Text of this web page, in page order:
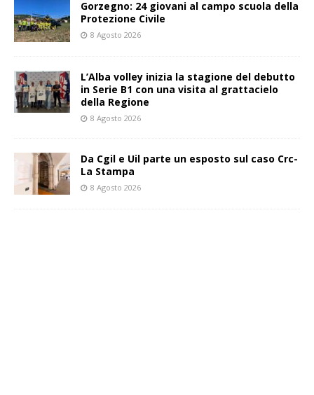
Gorzegno: 24 giovani al campo scuola della
Protezione Civile
8 Agosto 2026
L’Alba volley inizia la stagione del debutto
in Serie B1 con una visita al grattacielo
della Regione
8 Agosto 2026
Da Cgil e Uil parte un esposto sul caso Crc-
La Stampa
8 Agosto 2026